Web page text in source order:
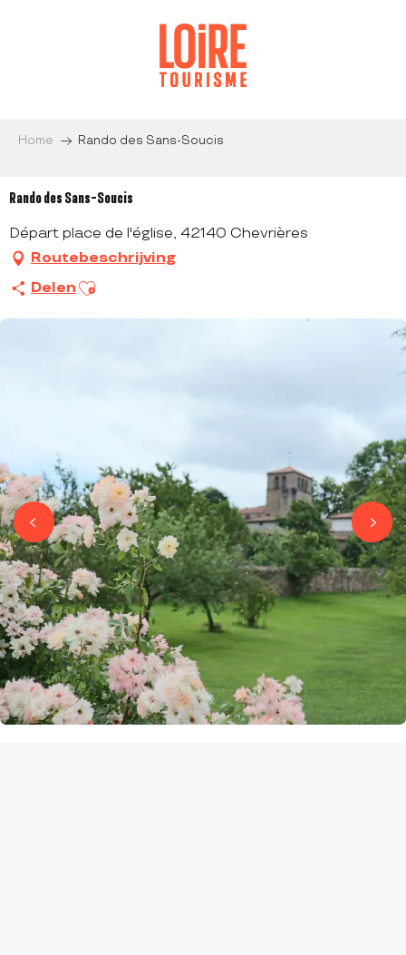
Home Rando des Sans-Soucis
Rando des Sans-Soucis
Départ place de l'église, 42140 Chevrières
Routebeschrijving
Delen Ajouter aux favoris